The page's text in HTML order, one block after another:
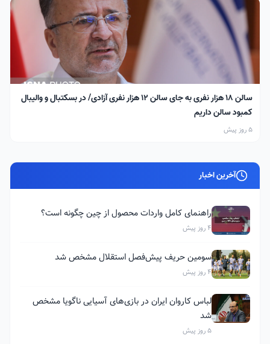
سالن ۱۸ هزار نفری به جای سالن ۱۲ هزار نفری آزادی/ در بسکتبال و والیبال
کمبود سالن داریم
5 روز پیش
آخرین اخبار
راهنمای کامل واردات محصول از چین چگونه است؟
4 روز پیش
سومین حریف پیش‌فصل استقلال مشخص شد
4 روز پیش
لباس کاروان ایران در بازی‌های آسیایی ناگویا مشخص
شد
5 روز پیش